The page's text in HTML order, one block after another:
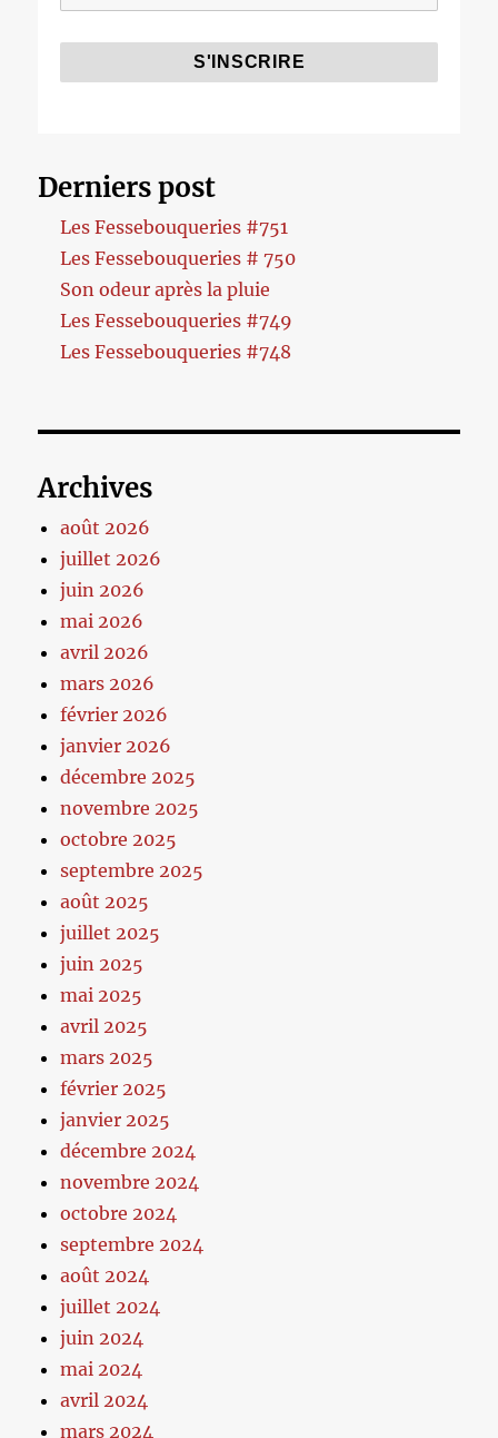
Derniers post
Les Fessebouqueries #751
Les Fessebouqueries # 750
Son odeur après la pluie
Les Fessebouqueries #749
Les Fessebouqueries #748
Archives
août 2026
juillet 2026
juin 2026
mai 2026
avril 2026
mars 2026
février 2026
janvier 2026
décembre 2025
novembre 2025
octobre 2025
septembre 2025
août 2025
juillet 2025
juin 2025
mai 2025
avril 2025
mars 2025
février 2025
janvier 2025
décembre 2024
novembre 2024
octobre 2024
septembre 2024
août 2024
juillet 2024
juin 2024
mai 2024
avril 2024
mars 2024